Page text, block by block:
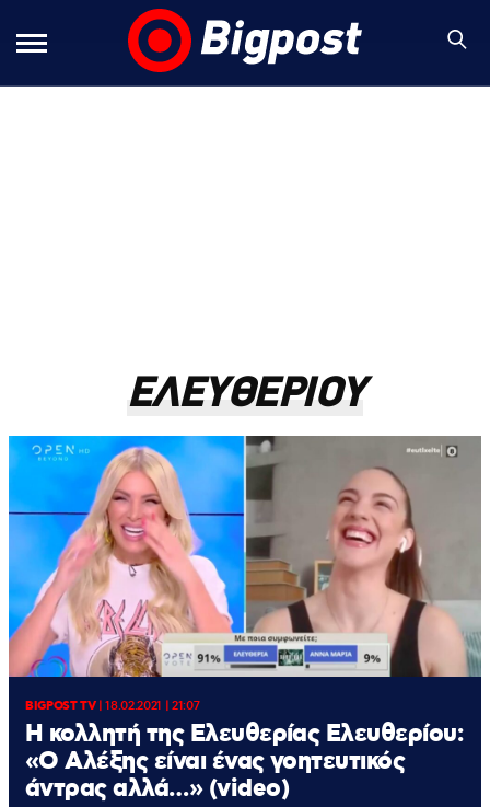
ΕΛΕΥΘΕΡΙΟΥ
BIGPOST TV|18.02.2021 | 21:07
Η κολλητή της Ελευθερίας Ελευθερίου:
«Ο Αλέξης είναι ένας γοητευτικός
άντρας αλλά…» (video)